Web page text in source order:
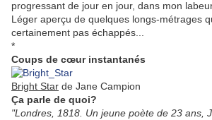
progressant de jour en jour, dans mon
Léger aperçu de quelques longs-métrages
certainement pas échappés...
*
Coups de cœur instantanés
Bright Star de Jane Campion
Ça parle de quoi?
"Londres, 1818. Un jeune poète de 23 ans,